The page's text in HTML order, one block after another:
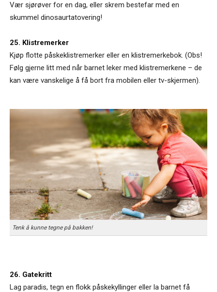
Vær sjørøver for en dag, eller skrem bestefar med en
skummel dinosaurtatovering!
25. Klistremerker
Kjøp flotte påskeklistremerker eller en klistremerkebok. (Obs!
Følg gjerne litt med når barnet leker med klistremerkene – de
kan være vanskelige å få bort fra mobilen eller tv-skjermen).
Tenk å kunne tegne på bakken!
26. Gatekritt
Lag paradis, tegn en flokk påskekyllinger eller la barnet få